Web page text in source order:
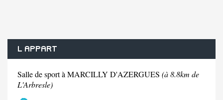
L APPART
Salle de sport à MARCILLY D'AZERGUES (à 8.8km de
L'Arbresle)